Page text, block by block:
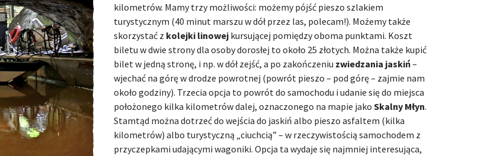
kilometrów. Mamy trzy możliwości: możemy pójść pieszo szlakiem
turystycznym (40 minut marszu w dół przez las, polecam!). Możemy także
skorzystać z kolejki linowej kursującej pomiędzy oboma punktami. Koszt
biletu w dwie strony dla osoby dorosłej to około 25 złotych. Można także kupić
bilet w jedną stronę, i np. w dół zejść, a po zakończeniu zwiedzania jaskiń–
wjechać na górę w drodze powrotnej (powrót pieszo – pod górę – zajmie nam
około godziny). Trzecia opcja to powrót do samochodu i udanie się do miejsca
położonego kilka kilometrów dalej, oznaczonego na mapie jako Skalny Młyn.
Stamtąd można dotrzeć do wejścia do jaskiń albo pieszo asfaltem (kilka
kilometrów) albo turystyczną „ciuchcią” – w rzeczywistością samochodem z
przyczepkami udającymi wagoniki. Opcja ta wydaje się najmniej interesująca,